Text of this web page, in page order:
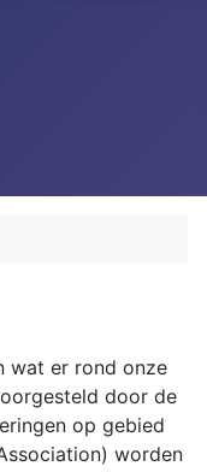
wat er rond onze
door de
op gebied
worden